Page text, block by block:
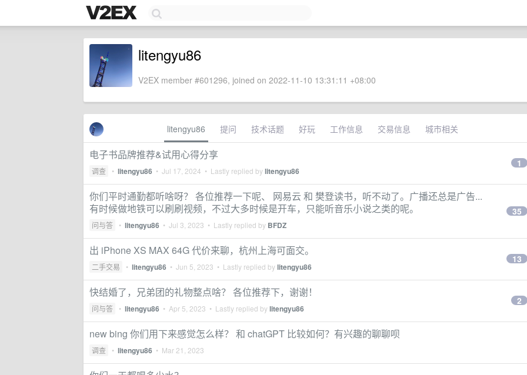
litengyu86
V2EX member #601296, joined on 2022-11-10 13:31:11 +08:00
litengyu86 提问 技术话题 好玩 工作信息 交易信息 城市相关
电子书品牌推荐&试用心得分享
调查 • litengyu86 • Jul 17, 2024 • Lastly replied bylitengyu86
1
你们平时通勤都听啥呀？ 各位推荐一下呢、 网易云 和 樊登读书，听不动了。广播还总是广告...
有时候做地铁可以刷刷视频，不过大多时候是开车，只能听音乐小说之类的呢。
问与答 • litengyu86 • Jul 3, 2023 • Lastly replied by BFDZ
35
出 iPhone XS MAX 64G 代价来聊，杭州上海可面交。
二手交易 • litengyu86 • Jun 5, 2023 • Lastly replied bylitengyu86
13
快结婚了，兄弟团的礼物整点啥？ 各位推荐下，谢谢！
问与答 • litengyu86 • Apr 5, 2023 • Lastly replied bylitengyu86
2
new bing 你们用下来感觉怎么样？ 和 chatGPT 比较如何？有兴趣的聊聊呗
调查 • litengyu86 • Mar 21, 2023